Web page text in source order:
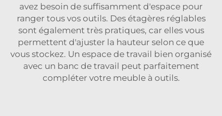
avez besoin de suffisamment d'espace pour
ranger tous vos outils. Des étagères réglables
sont également très pratiques, car elles vous
permettent d'ajuster la hauteur selon ce que
vous stockez. Un espace de travail bien organisé
avec un banc de travail peut parfaitement
compléter votre meuble à outils.